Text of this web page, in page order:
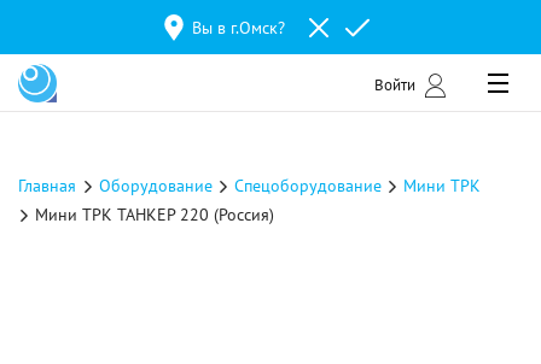
Вы в г.Омск?
Войти
Главная Оборудование Спецоборудование
Мини ТРК
Мини ТРК ТАНКЕР 220 (Россия)